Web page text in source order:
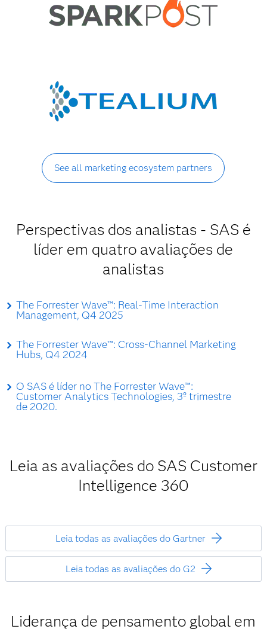
See all marketing ecosystem partners
Perspectivas dos analistas - SAS é
líder em quatro avaliações de
analistas
The Forrester Wave™: Real-Time Interaction
Management, Q4 2025
The Forrester Wave™: Cross-Channel Marketing
Hubs, Q4 2024
O SAS é líder no The Forrester Wave™:
Customer Analytics Technologies, 3º trimestre
de 2020.
Leia as avaliações do SAS Customer
Intelligence 360
Leia todas as avaliações do Gartner
Leia todas as avaliações do G2
Liderança de pensamento global em